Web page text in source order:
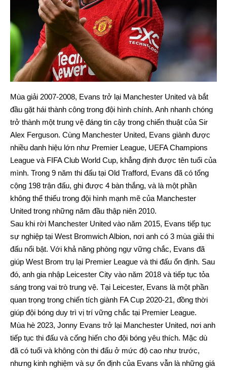
Mùa giải 2007-2008, Evans trở lại Manchester United và bắt
đầu gặt hái thành công trong đội hình chính. Anh nhanh chóng
trở thành một trung vệ đáng tin cậy trong chiến thuật của Sir
Alex Ferguson. Cùng Manchester United, Evans giành được
nhiều danh hiệu lớn như Premier League, UEFA Champions
League và FIFA Club World Cup, khẳng định được tên tuổi của
mình. Trong 9 năm thi đấu tại Old Trafford, Evans đã có tổng
cộng 198 trận đấu, ghi được 4 bàn thắng, và là một phần
không thể thiếu trong đội hình mạnh mẽ của Manchester
United trong những năm đầu thập niên 2010.
Sau khi rời Manchester United vào năm 2015, Evans tiếp tục
sự nghiệp tại West Bromwich Albion, nơi anh có 3 mùa giải thi
đấu nổi bật. Với khả năng phòng ngự vững chắc, Evans đã
giúp West Brom trụ lại Premier League và thi đấu ổn định. Sau
đó, anh gia nhập Leicester City vào năm 2018 và tiếp tục tỏa
sáng trong vai trò trung vệ. Tại Leicester, Evans là một phần
quan trọng trong chiến tích giành FA Cup 2020-21, đồng thời
giúp đội bóng duy trì vị trí vững chắc tại Premier League.
Mùa hè 2023, Jonny Evans trở lại Manchester United, nơi anh
tiếp tục thi đấu và cống hiến cho đội bóng yêu thích. Mặc dù
đã có tuổi và không còn thi đấu ở mức độ cao như trước,
nhưng kinh nghiệm và sự ổn định của Evans vẫn là những giá